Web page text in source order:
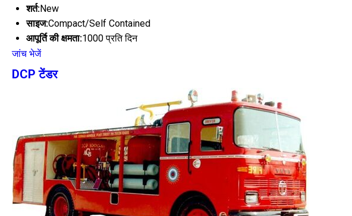
शर्त:New
साइज:Compact/Self Contained
आपूर्ति की क्षमता:1000 प्रति दिन
जांच भेजें
DCP टेंडर